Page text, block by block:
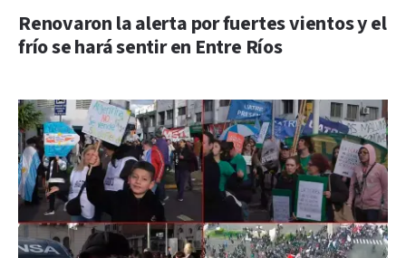
Renovaron la alerta por fuertes vientos y el
frío se hará sentir en Entre Ríos